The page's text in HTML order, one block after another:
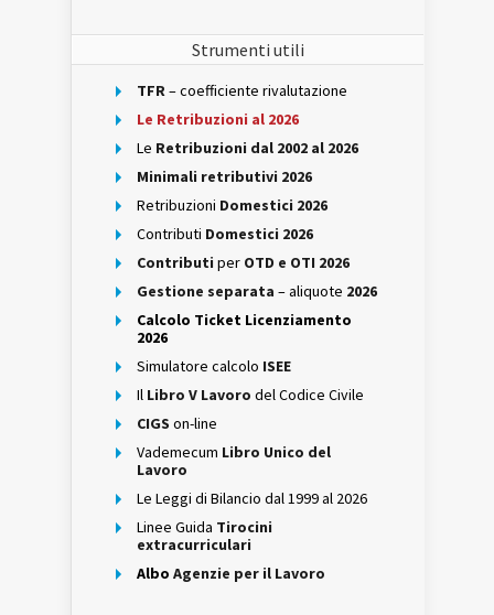
Strumenti utili
TFR– coefficiente rivalutazione
Le Retribuzioni al 2026
Le Retribuzioni dal 2002 al 2026
Minimali retributivi 2026
Retribuzioni Domestici 2026
Contributi Domestici 2026
Contributi per OTD e OTI 2026
Gestione separata – aliquote 2026
Calcolo Ticket Licenziamento
2026
Simulatore calcolo ISEE
Il Libro V Lavoro del Codice Civile
CIGS on-line
Vademecum Libro Unico del
Lavoro
Le Leggi di Bilancio dal 1999 al 2026
Linee Guida Tirocini
extracurriculari
Albo Agenzie per il Lavoro